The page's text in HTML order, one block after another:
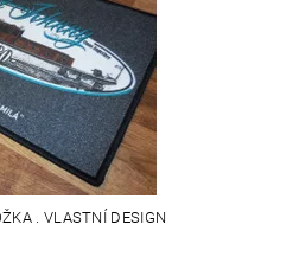
. VLASTNÍ DESIGN